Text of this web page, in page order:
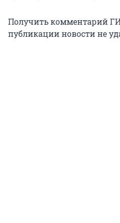
Получить комментарий
публикации новости не